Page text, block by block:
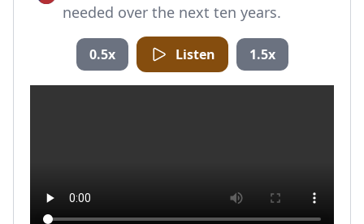
needed over the next ten years.
0.5x Listen 1.5x